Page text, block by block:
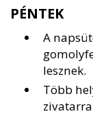
PÉNTEK
A
lesznek.
Több